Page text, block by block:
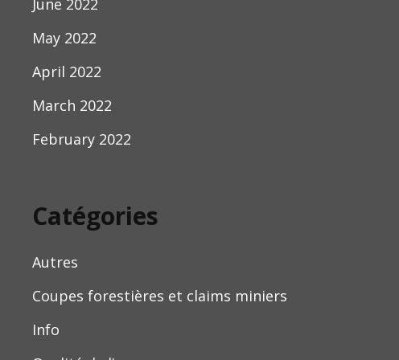
June 2022
May 2022
April 2022
March 2022
February 2022
Catégories
Autres
Coupes forestières et claims miniers
Info